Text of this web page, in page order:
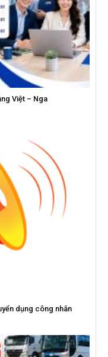
Việt – Nga
dụng công nhân